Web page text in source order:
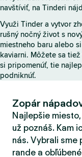
navštíviť, na Tinderi
Využi Tinder a vytvor
rušný nočný život s
miestneho baru alebo
kaviarni. Môžete sa
si pripomenúť, tie
podniknúť.
Zopár
Najlepšie
už poznáš. Kam
nás. Vybrali sme
rande a